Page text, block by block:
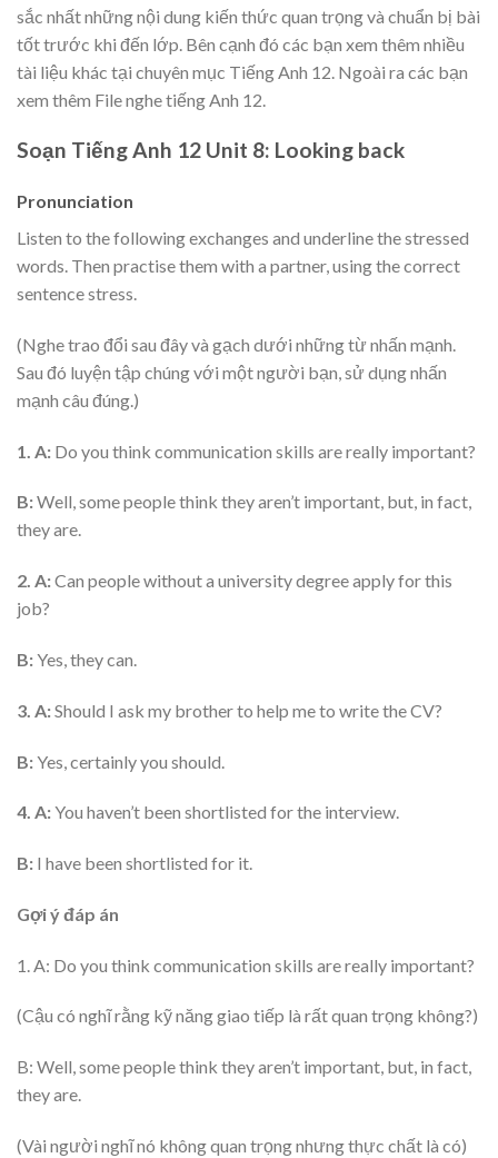
sắc nhất những nội dung kiến thức quan trọng và chuẩn bị bài
tốt trước khi đến lớp. Bên cạnh đó các bạn xem thêm nhiều
tài liệu khác tại chuyên mục Tiếng Anh 12. Ngoài ra các bạn
xem thêm File nghe tiếng Anh 12.
Soạn Tiếng Anh 12 Unit 8: Looking back
Pronunciation
Listen to the following exchanges and underline the stressed
words. Then practise them with a partner, using the correct
sentence stress.
(Nghe trao đổi sau đây và gạch dưới những từ nhấn mạnh.
Sau đó luyện tập chúng với một người bạn, sử dụng nhấn
mạnh câu đúng.)
1. A: Do you think communication skills are really important?
B:Well, some people think they aren’t important, but, in fact,
they are.
2. A:Can people without a university degree apply for this
job?
B:Yes, they can.
3. A:Should I ask my brother to help me to write the CV?
B:Yes, certainly you should.
4. A:You haven’t been shortlisted for the interview.
B: I have been shortlisted for it.
Gợi ý đáp án
1. A: Do you think communication skills are really important?
(Cậu có nghĩ rằng kỹ năng giao tiếp là rất quan trọng không?)
B: Well, some people think they aren’t important, but, in fact,
they are.
(Vài người nghĩ nó không quan trọng nhưng thực chất là có)